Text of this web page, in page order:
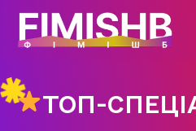
ГОЛОВНА
ІНДУСТРІЇ ДОЗВІЛЛЯ
МЕТА, ЗАВДАННЯ
ТОП-